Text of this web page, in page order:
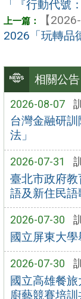
相關公告
2026-08-07
台灣金融研
法」
2026-07-31
臺北市政府
語及新住民語
2026-07-30
國立屏東大學
2026-07-30
國立高雄餐
廚藝競賽培訓
「『行動代號
【
2026「玩轉品